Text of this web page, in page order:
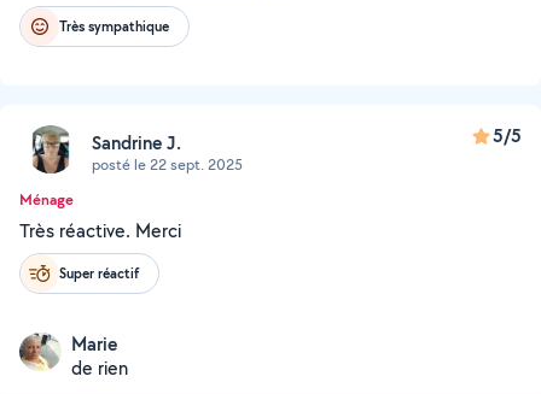
Très sympathique
Sandrine J.
posté le 22 sept. 2025
5/5
Ménage
Très réactive. Merci
Super réactif
Marie
de rien